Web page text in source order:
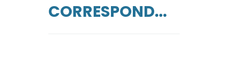
CORRESPOND...